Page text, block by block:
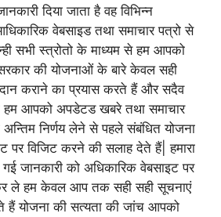
दिया जाता है वह विभिन्न
वेबसाइड तथा समाचार पत्रो से
सभी स्त्रोतो के माध्यम से हम आपको
की योजनाओं के बारे केवल सही
कराने का प्रयास करते हैं और सदैव
हम आपको अपडेटड खबरे तथा समाचार
निर्णय लेने से पहले संबंधित योजना
पर विजिट करने की सलाह देते हैं| हमारा
जानकारी को अधिकारिक वेबसाइट पर
ले हम केवल आप तक सही सही सूचनाएं
हैं योजना की सत्यता की जांच आपको